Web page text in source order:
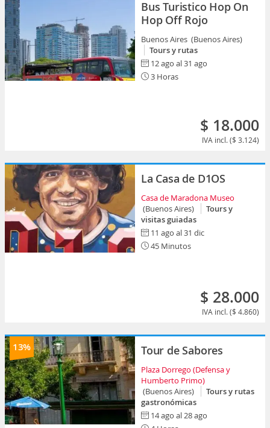
Bus Turistico Hop On
Hop Off Rojo
Buenos Aires (Buenos Aires)
Tours y rutas
12 ago al 31 ago
3 Horas
$ 18.000
IVA incl. ($ 3.124)
La Casa de D1OS
Casa de Maradona Museo
(Buenos Aires)
Tours y
visitas guiadas
11 ago al 31 dic
45 Minutos
$ 28.000
IVA incl. ($ 4.860)
13% Tour de Sabores
Plaza Dorrego (Defensa y
Humberto Primo)
(Buenos Aires)
Tours y rutas
gastronómicas
14 ago al 28 ago